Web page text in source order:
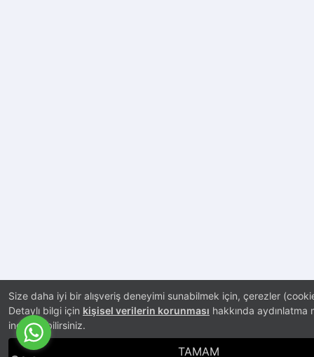
Size daha iyi bir alışveriş deneyimi sunabilmek için, çerezler
Detaylı bilgi için kişisel verilerin korunması hakkında aydınlatma
inceleyebilirsiniz.
TAMAM